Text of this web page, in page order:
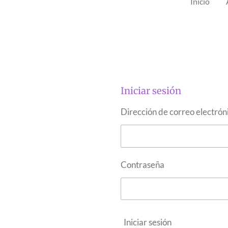
Iniciar sesión
Dirección de correo
Contraseña
Iniciar sesión